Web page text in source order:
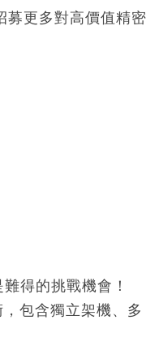
募更多對高價值精密
得的挑戰機會！
包含獨立架機、多